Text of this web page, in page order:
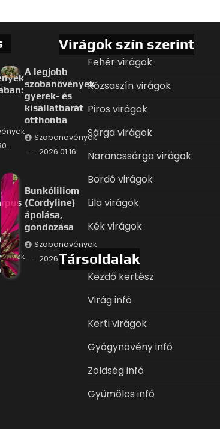
A legjobb
szobanövények
gyerek- és
kisállatbarát
otthonba
Szobanövények
2026.01.16.
Bunkóliliom
(Cordyline)
ápolása,
gondozása
Szobanövények
2026.01.09.
Virágok szín szerint
Fehér virágok
Rózsaszín virágok
Piros virágok
Sárga virágok
Narancssárga virágok
Bordó virágok
Lila virágok
Kék virágok
Társoldalak
Kezdő kertész
Virág infó
Kerti virágok
Gyógynövény infó
Zöldség infó
Gyümölcs infó